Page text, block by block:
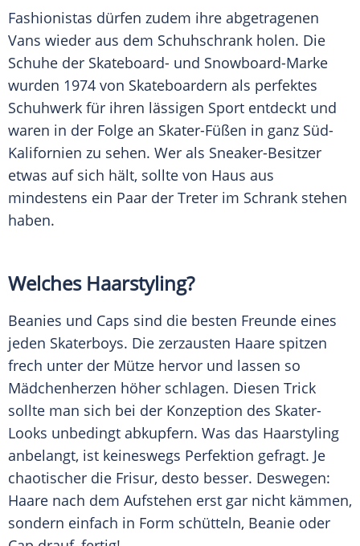
Fashionistas dürfen zudem ihre abgetragenen
Vans wieder aus dem Schuhschrank holen. Die
Schuhe der Skateboard- und Snowboard-Marke
wurden 1974 von Skateboardern als perfektes
Schuhwerk für ihren lässigen Sport entdeckt und
waren in der Folge an Skater-Füßen in ganz Süd-
Kalifornien zu sehen. Wer als Sneaker-Besitzer
etwas auf sich hält, sollte von Haus aus
mindestens ein Paar der Treter im Schrank stehen
haben.
Welches Haarstyling?
Beanies und Caps sind die besten Freunde eines
jeden Skaterboys. Die zerzausten Haare spitzen
frech unter der Mütze hervor und lassen so
Mädchenherzen höher schlagen. Diesen Trick
sollte man sich bei der Konzeption des Skater-
Looks unbedingt abkupfern. Was das Haarstyling
anbelangt, ist keineswegs Perfektion gefragt. Je
chaotischer die Frisur, desto besser. Deswegen:
Haare nach dem Aufstehen erst gar nicht kämmen,
sondern einfach in Form schütteln, Beanie oder